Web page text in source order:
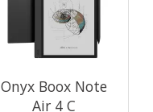
Onyx Boox Note
Air 4 C